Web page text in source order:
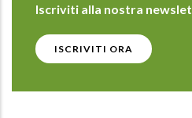
Iscriviti alla nostra
ISCRIVITI ORA